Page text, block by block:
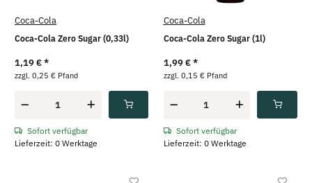
Coca-Cola
Coca-Cola Zero Sugar (0,33l)
1,19 €*
zzgl. 0,25 € Pfand
Sofort verfügbar
Lieferzeit: 0 Werktage
Coca-Cola
Coca-Cola Zero Sugar (1l)
1,99 €*
zzgl. 0,15 € Pfand
Sofort verfügbar
Lieferzeit: 0 Werktage